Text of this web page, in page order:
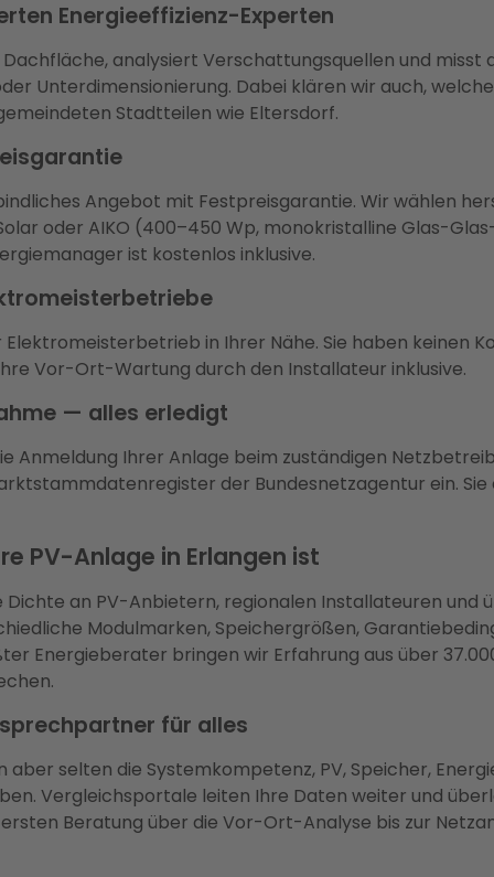
Energieeffizienz-Experten
analysiert Verschattungsquellen und misst
Unterdimensionierung. Dabei klären wir auch,
Stadtteilen wie Eltersdorf.
Angebot mit Festpreisgarantie. Wir wählen
oder AIKO (400–450 Wp, monokristalline Glas-
ist kostenlos inklusive.
in Ihrer Nähe. Sie haben keinen
Vor-Ort-Wartung durch den Installateur inklusive.
— alles erledigt
Ihrer Anlage beim zuständigen
der Bundesnetzagentur ein.
PV-Anlage in Erlangen ist
an PV-Anbietern, regionalen Installateuren
Modulmarken, Speichergrößen,
Energieberater bringen wir Erfahrung aus über
für alles
selten die Systemkompetenz, PV, Speicher,
Vergleichsportale leiten Ihre Daten weiter und
Beratung über die Vor-Ort-Analyse bis zur